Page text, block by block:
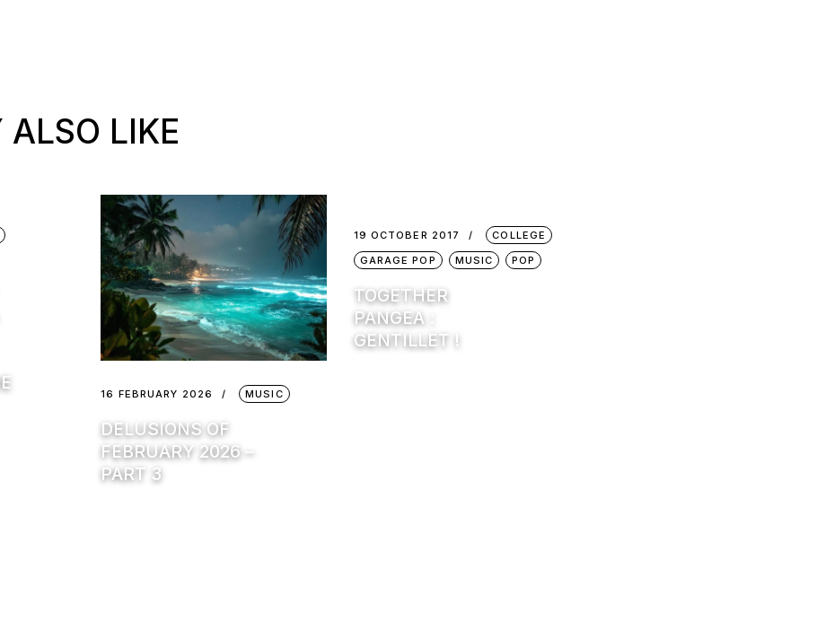
LIKE
16 FEBRUARY 2026 MUSIC
DELUSIONS OF
FEBRUARY 2026 –
PART 3
19 OCTOBER 2017
COLLEGE
GARAGE POP
MUSIC POP
TOGETHER
PANGEA :
GENTILLET !